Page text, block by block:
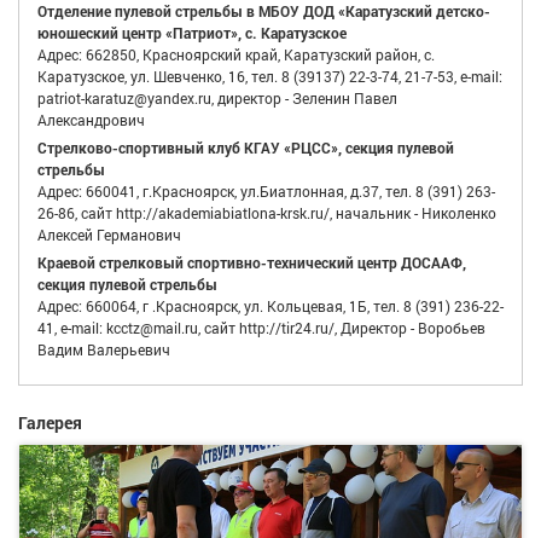
Отделение пулевой стрельбы в МБОУ ДОД «Каратузский детско-
юношеский центр «Патриот», с. Каратузское
Адрес: 662850, Красноярский край, Каратузский район, с.
Каратузское, ул. Шевченко, 16, тел. 8 (39137) 22-3-74, 21-7-53, e-mail:
patriot-karatuz@yandex.ru, директор - Зеленин Павел
Александрович
Стрелково-спортивный клуб КГАУ «РЦСС», секция пулевой
стрельбы
Адрес: 660041, г.Красноярск, ул.Биатлонная, д.37, тел. 8 (391) 263-
26-86, сайт http://akademiabiatlona-krsk.ru/, начальник - Николенко
Алексей Германович
Краевой стрелковый спортивно-технический центр ДОСААФ,
секция пулевой стрельбы
Адрес: 660064, г .Красноярск, ул. Кольцевая, 1Б, тел. 8 (391) 236-22-
41, e-mail: kcctz@mail.ru, сайт http://tir24.ru/, Директор - Воробьев
Вадим Валерьевич
Галерея